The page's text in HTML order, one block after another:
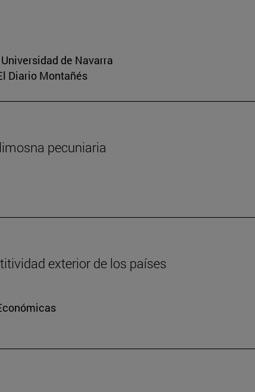
de Navarra
Diario Montañés
pecuniaria
exterior de los países